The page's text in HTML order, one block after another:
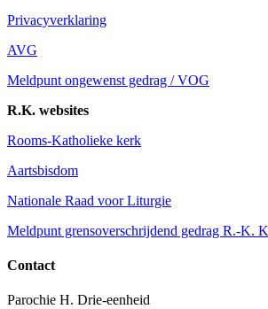
Privacyverklaring
AVG
Meldpunt ongewenst gedrag / VOG
R.K. websites
Rooms-Katholieke kerk
Aartsbisdom
Nationale Raad voor Liturgie
Meldpunt grensoverschrijdend gedrag R.-K.
Contact
Parochie H. Drie-eenheid